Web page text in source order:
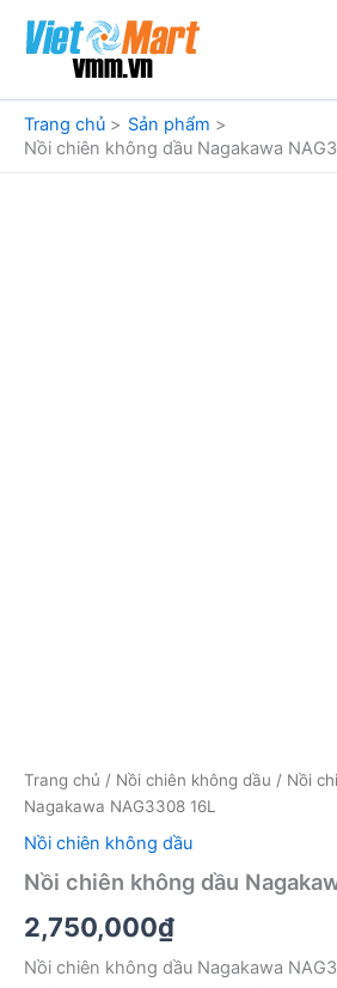
dung
Trang chủ
Sản phẩm
Nồi chiên không dầu Nagakawa
Trang chủ / Nồi chiên không dầu / Nồi
Nagakawa NAG3308 16L
Nồi chiên không dầu
Nồi chiên không dầu
2,750,000₫
Nồi chiên không dầu Nagakawa